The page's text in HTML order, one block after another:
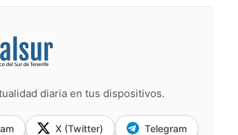
diaria en tus dispositivos.
X (Twitter) Telegram